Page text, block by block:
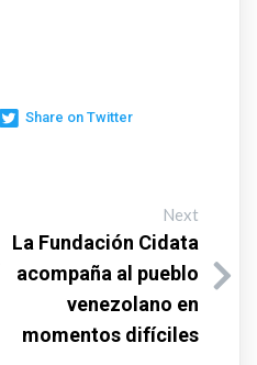
Share on Twitter
Next
La Fundación Cidata
acompaña al pueblo
venezolano en
momentos difíciles